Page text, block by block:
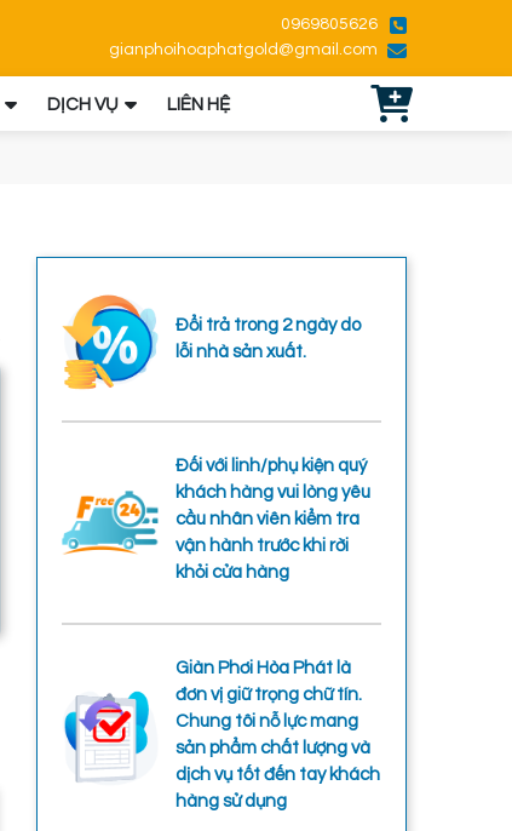
0969805626
gianphoihoaphatgold@gmail.com
DỊCH VỤ LIÊN HỆ
Đổi trả trong 2 ngày do
lỗi nhà sản xuất.
Đối với linh/phụ kiện quý
khách hàng vui lòng yêu
cầu nhân viên kiểm tra
vận hành trước khi rời
khỏi cửa hàng
Giàn Phơi Hòa Phát là
đơn vị giữ trọng chữ tín.
Chung tôi nỗ lực mang
sản phẩm chất lượng và
dịch vụ tốt đến tay khách
hàng sử dụng